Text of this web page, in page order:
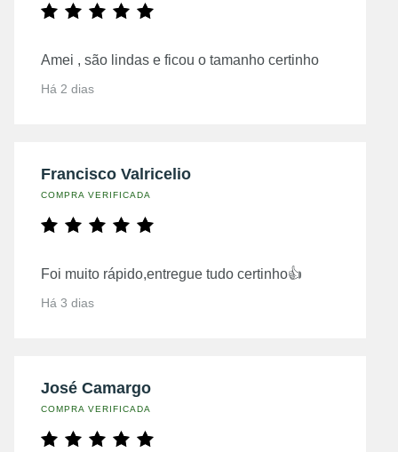
Amei , são lindas e ficou o tamanho certinho
Há 2 dias
Francisco Valricelio
COMPRA VERIFICADA
Foi muito rápido,entregue tudo certinho👍
Há 3 dias
José Camargo
COMPRA VERIFICADA